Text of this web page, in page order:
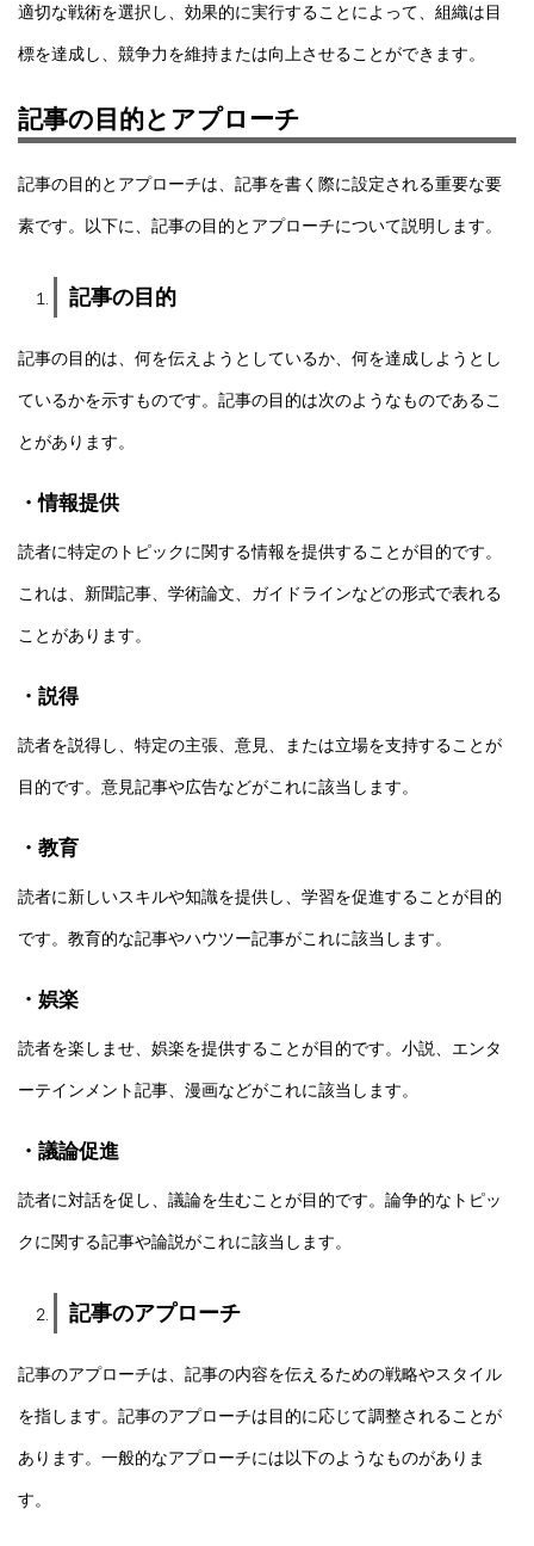
適切な戦術を選択し、効果的に実行することによって、組織は目
標を達成し、競争力を維持または向上させることができます。
記事の目的とアプローチ
記事の目的とアプローチは、記事を書く際に設定される重要な要
素です。以下に、記事の目的とアプローチについて説明します。
記事の目的
記事の目的は、何を伝えようとしているか、何を達成しようとし
ているかを示すものです。記事の目的は次のようなものであるこ
とがあります。
・情報提供
読者に特定のトピックに関する情報を提供することが目的です。
これは、新聞記事、学術論文、ガイドラインなどの形式で表れる
ことがあります。
・説得
読者を説得し、特定の主張、意見、または立場を支持することが
目的です。意見記事や広告などがこれに該当します。
・教育
読者に新しいスキルや知識を提供し、学習を促進することが目的
です。教育的な記事やハウツー記事がこれに該当します。
・娯楽
読者を楽しませ、娯楽を提供することが目的です。小説、エンタ
ーテインメント記事、漫画などがこれに該当します。
・議論促進
読者に対話を促し、議論を生むことが目的です。論争的なトピッ
クに関する記事や論説がこれに該当します。
記事のアプローチ
記事のアプローチは、記事の内容を伝えるための戦略やスタイル
を指します。記事のアプローチは目的に応じて調整されることが
あります。一般的なアプローチには以下のようなものがありま
す。